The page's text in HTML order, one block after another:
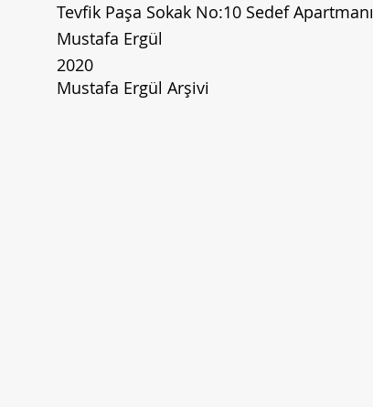
Tevfik Paşa Sokak No:10 Sedef Apartmanı
Mustafa Ergül
2020
Mustafa Ergül Arşivi